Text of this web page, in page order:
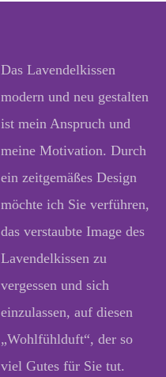
Das Lavendelkissen
modern und neu gestalten
ist mein Anspruch und
meine Motivation. Durch
ein zeitgemäßes Design
möchte ich Sie verführen,
das verstaubte Image des
Lavendelkissen zu
vergessen und sich
einzulassen, auf diesen
„Wohlfühlduft“, der so
viel Gutes für Sie tut.